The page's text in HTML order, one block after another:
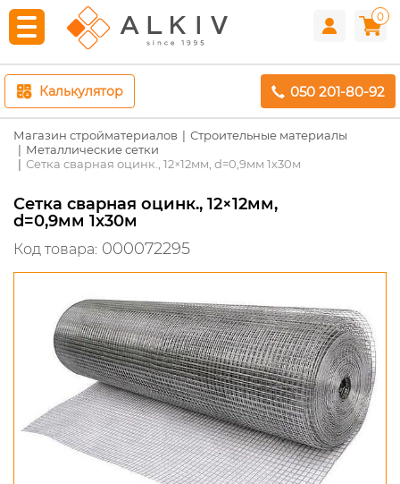
0
Калькулятор 050 201-80-92
Магазин стройматериалов
Строительные материалы
Металлические сетки
Сетка сварная оцинк., 12×12мм, d=0,9мм 1х30м
Сетка сварная оцинк., 12×12мм,
d=0,9мм 1х30м
Код товара: 000072295